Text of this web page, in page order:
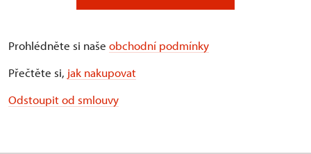
Prohlédněte si naše obchodní podmínky
Přečtěte si, jak nakupovat
Odstoupit od smlouvy